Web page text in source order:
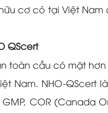
cơ có tại Việt Nam
QScert
toàn cầu có mặt
Nam. NHO-
COR (Canada